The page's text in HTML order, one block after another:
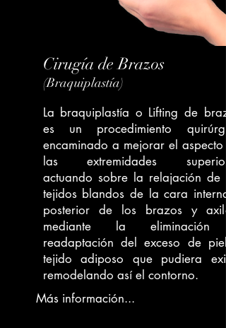
La braquiplastía o Lifting de
es un procedimiento
encaminado a mejorar el aspecto
las extremidades
actuando sobre la relajación de
tejidos blandos de la cara interna
posterior de los brazos y
mediante la eliminación
readaptación del exceso de piel
tejido adiposo que pudiera
remodelando así el contorno.
Cirugía de Brazos
(Braquiplastía)
Más información...